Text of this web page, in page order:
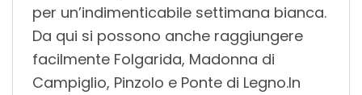
per un’indimenticabile settimana bianca.
Da qui si possono anche raggiungere
facilmente Folgarida, Madonna di
Campiglio, Pinzolo e Ponte di Legno.In